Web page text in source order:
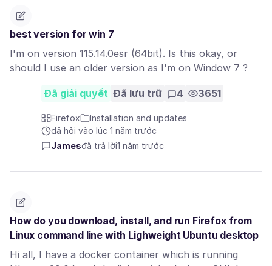
best version for win 7
I'm on version 115.14.0esr (64bit). Is this okay, or
should I use an older version as I'm on Window 7 ?
Đã giải quyết Đã lưu trữ 4 3651
Firefox
Installation and updates
đã hỏi vào lúc 1 năm trước
Jamesđã trả lời1 năm trước
How do you download, install, and run Firefox from
Linux command line with Lighweight Ubuntu desktop
Hi all, I have a docker container which is running